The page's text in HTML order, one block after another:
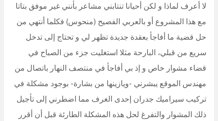
لا أعرف لماذا و لكن أحيانا تنتابني مشاعر بأنني غير موفق بتاتا
مع هذا المشروع أو بالعربي الفصيح (منحوس) فكلما أنتهي من
حل قضية ما أفاجأ بعقدة جديدة تظهر لي و تحتاج إلى تدخل
سريع من قبلي، البارحة مثلا استغليت جزء من الصباح في
قضاء مشوار خاص و إذ بي أفاجأ في منتصف النهار باتصال من
مهندس الموقع يبشرني -ويازينها من بشارة- بوجود مشكلة في
تركيب سيراميك جدران إحدى الغرف مما اضطرني إلى تأجيل
ذلك المشوار والتفرغ لحل هذه المشكلة الطارئة قبل أن أقرر